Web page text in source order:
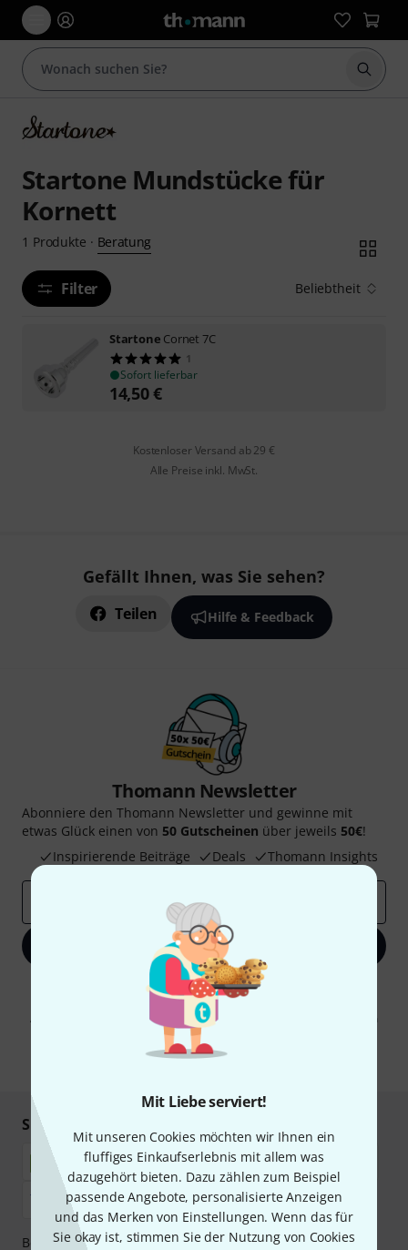
Mit Liebe serviert!
Mit unseren Cookies möchten wir Ihnen ein
fluffiges Einkaufserlebnis mit allem was
dazugehört bieten. Dazu zählen zum Beispiel
passende Angebote, personalisierte Anzeigen
und das Merken von Einstellungen. Wenn das für
Sie okay ist, stimmen Sie der Nutzung von Cookies
Suche
Startone Mundstücke für
Kornett
1 Produkte · Beratung
Filter Beliebtheit
Startone Cornet 7C
1
Sofort lieferbar
14,50€
Kostenloser Versand ab 29 €
Alle Preise inkl. MwSt.
Gefällt Ihnen, was Sie sehen?
Teilen Hilfe & Feedback
Thomann Newsletter
Abonniere den Thomann Newsletter und gewinne mit
etwas Glück einen von 50 Gutscheinen über jeweils 50€!
Inspirierende Beiträge
Deals Thomann Insights
Jetzt anmelden
Mit Klick auf „Jetzt anmelden“ stimmen Sie dem Erhalt von E-Mail-
Werbung und einer Messung des E-Mail-Nutzungsverhaltens zu. Die
Abmeldung ist jederzeit möglich. Weitere Informationen finden Sie in
unserenDatenschutzhinweisen
* Pflichtfeld
Sicher einkaufen & bezahlen
Bezahlen Sie vertraulich und sicher per Nachnahme,